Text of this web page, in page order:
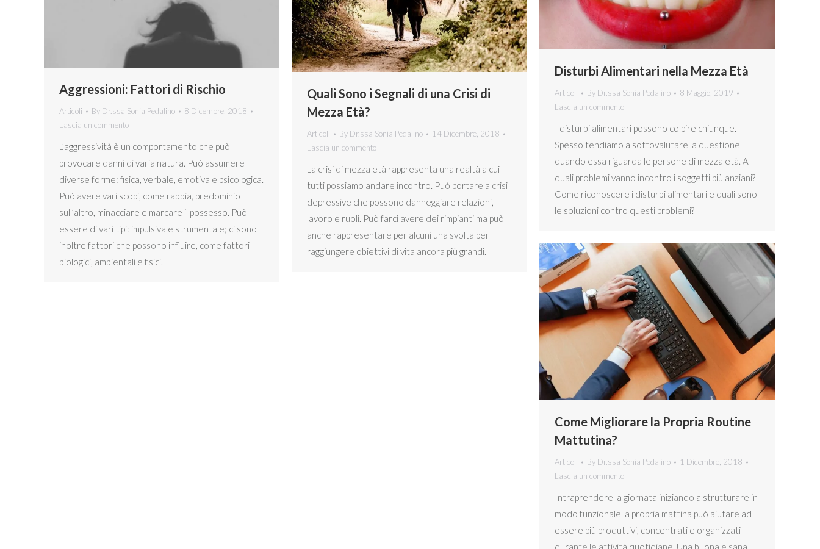
Disturbi Alimentari nella Mezza Età
Articoli By Dr.ssa Sonia Pedalino
8 Maggio, 2019
Lascia un commento
I disturbi alimentari possono colpire chiunque.
Spesso tendiamo a sottovalutare la questione
quando essa riguarda le persone di mezza età. A
quali problemi vanno incontro i soggetti più anziani?
Come riconoscere i disturbi alimentari e quali sono
le soluzioni contro questi problemi?
Quali Sono i Segnali di una Crisi di
Mezza Età?
Articoli By Dr.ssa Sonia Pedalino
14 Dicembre, 2018
Lascia un commento
La crisi di mezza età rappresenta una realtà a cui
tutti possiamo andare incontro. Può portare a crisi
depressive che possono danneggiare relazioni,
lavoro e ruoli. Può farci avere dei rimpianti ma può
anche rappresentare per alcuni una svolta per
raggiungere obiettivi di vita ancora più grandi.
Aggressioni: Fattori di Rischio
Articoli By Dr.ssa Sonia Pedalino
8 Dicembre, 2018
Lascia un commento
L’aggressività è un comportamento che può
provocare danni di varia natura. Può assumere
diverse forme: fisica, verbale, emotiva e psicologica.
Può avere vari scopi, come rabbia, predominio
sull’altro, minacciare e marcare il possesso. Può
essere di vari tipi: impulsiva e strumentale; ci sono
inoltre fattori che possono influire, come fattori
biologici, ambientali e fisici.
Come Migliorare la Propria Routine
Mattutina?
Articoli By Dr.ssa Sonia Pedalino
1 Dicembre, 2018
Lascia un commento
Intraprendere la giornata iniziando a strutturare in
modo funzionale la propria mattina può aiutare ad
essere più produttivi, concentrati e organizzati
durante le attività quotidiane. Una buona e sana